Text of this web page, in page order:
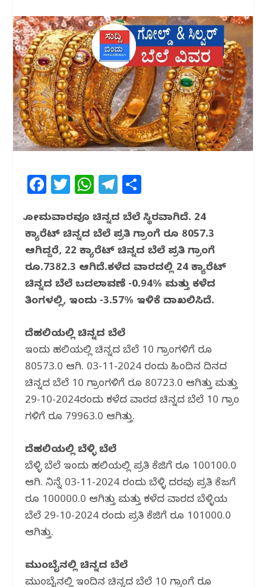
F
c
e
b
o
o
T
itt
e
r
W
at
s
A
p
p
T
e
g
ra
m
ar
e
ಸೋಮವಾರವೂ ಚಿನ್ನದ ಬೆಲೆ ಸ್ಥಿರವಾಗಿದೆ. 24
ಕ್ಯಾರೆಟ್ ಚಿನ್ನದ ಬೆಲೆ ಪ್ರತಿ ಗ್ರಾಂಗೆ ರೂ 8057.3
ಆಗಿದ್ದರೆ, 22 ಕ್ಯಾರೆಟ್ ಚಿನ್ನದ ಬೆಲೆ ಪ್ರತಿ ಗ್ರಾಂಗೆ
ರೂ.7382.3 ಆಗಿದೆ.ಕಳೆದ ವಾರದಲ್ಲಿ 24 ಕ್ಯಾರೆಟ್
ಚಿನ್ನದ ಬೆಲೆ ಬದಲಾವಣೆ -0.94% ಮತ್ತು ಕಳೆದ
ತಿಂಗಳಲ್ಲಿ, ಇಂದು -3.57% ಇಳಿಕೆ ದಾಖಲಿಸಿದೆ.
ದೆಹಲಿಯಲ್ಲಿ ಚಿನ್ನದ ಬೆಲೆ
ಇಂದು ದೆಹಲಿಯಲ್ಲಿ ಚಿನ್ನದ ಬೆಲೆ 10 ಗ್ರಾಂಗಳಿಗೆ ರೂ
80573.0 ಆಗಿದೆ. 03-11-2024 ರಂದು ಹಿಂದಿನ ದಿನದ
ಚಿನ್ನದ ಬೆಲೆ 10 ಗ್ರಾಂಗಳಿಗೆ ರೂ 80723.0 ಆಗಿತ್ತು ಮತ್ತು
29-10-2024ರಂದು ಕಳೆದ ವಾರದ ಚಿನ್ನದ ಬೆಲೆ 10 ಗ್ರಾಂ
ಗಳಿಗೆ ರೂ 79963.0 ಆಗಿತ್ತು.
ದೆಹಲಿಯಲ್ಲಿ ಬೆಳ್ಳಿ ಬೆಲೆ
ಬೆಳ್ಳಿ ಬೆಲೆ ಇಂದು ದೆಹಲಿಯಲ್ಲಿ ಪ್ರತಿ ಕೆಜಿಗೆ ರೂ 100100.0
ಆಗಿದೆ. ನಿನ್ನೆ 03-11-2024 ರಂದು ಬೆಳ್ಳಿ ದರವು ಪ್ರತಿ ಕೆಜಗೆ
ರೂ 100000.0 ಆಗಿತ್ತು ಮತ್ತು ಕಳೆದ ವಾರದ ಬೆಳ್ಳಿಯ
ಬೆಲೆ 29-10-2024 ರಂದು ಪ್ರತಿ ಕೆಜಿಗೆ ರೂ 101000.0
ಆಗಿತ್ತು.
ಮುಂಬೈನಲ್ಲಿ ಚಿನ್ನದ ಬೆಲೆ
ಮುಂಬೈನಲ್ಲಿ ಇಂದಿನ ಚಿನ್ನದ ಬೆಲೆ 10 ಗ್ರಾಂಗೆ ರೂ